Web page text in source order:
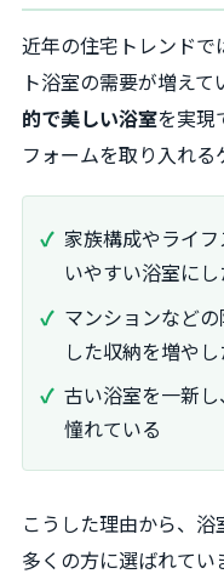
近年の住宅トレンドで
ト浴室の需要が増え
的で美しい浴室を実現
フォームを取り入れる
家族構成やライ
いやすい浴室に
マンションなど
した収納を増や
古い浴室を一新
憧れている
こうした理由から、浴
多くの方に選ばれてい